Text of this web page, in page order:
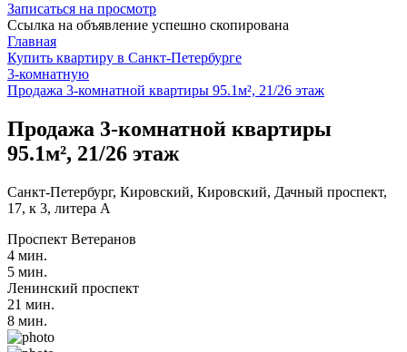
Записаться на просмотр
Ссылка на объявление успешно скопирована
Главная
Купить квартиру в Санкт-Петербурге
3-комнатную
Продажа 3-комнатной квартиры 95.1м², 21/26 этаж
Продажа 3-комнатной квартиры
95.1м², 21/26 этаж
Санкт-Петербург, Кировский, Кировский, Дачный проспект,
17, к 3, литера А
Проспект Ветеранов
4 мин.
5 мин.
Ленинский проспект
21 мин.
8 мин.